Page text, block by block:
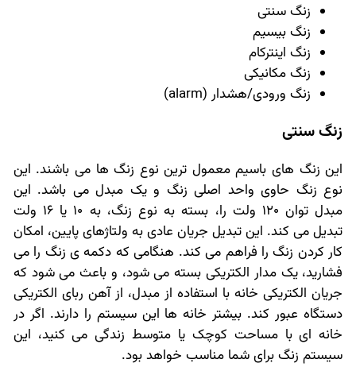
زنگ سنتی
زنگ بیسیم
زنگ اینترکام
زنگ مکانیکی
زنگ ورودی/هشدار (alarm
)
زنگ سنتی
این زنگ های باسیم معمول ترین نوع زنگ ها می باشند. این
نوع زنگ حاوی واحد اصلی زنگ و یک مبدل می باشد. این
مبدل توان 120 ولت را، بسته به نوع زنگ، به 10 یا 16 ولت
تبدیل می کند. این تبدیل جریان عادی به ولتاژهای پایین، امکان
کار کردن زنگ را فراهم می کند. هنگامی که دکمه ی زنگ را می
فشارید، یک مدار الکتریکی بسته می شود، و باعث می شود که
جریان الکتریکی خانه با استفاده از مبدل، از آهن ربای الکتریکی
دستگاه عبور کند. بیشتر خانه ها این سیستم را دارند. اگر در
خانه ای با مساحت کوچک یا متوسط زندگی می کنید، این
سیستم زنگ برای شما مناسب خواهد بود.